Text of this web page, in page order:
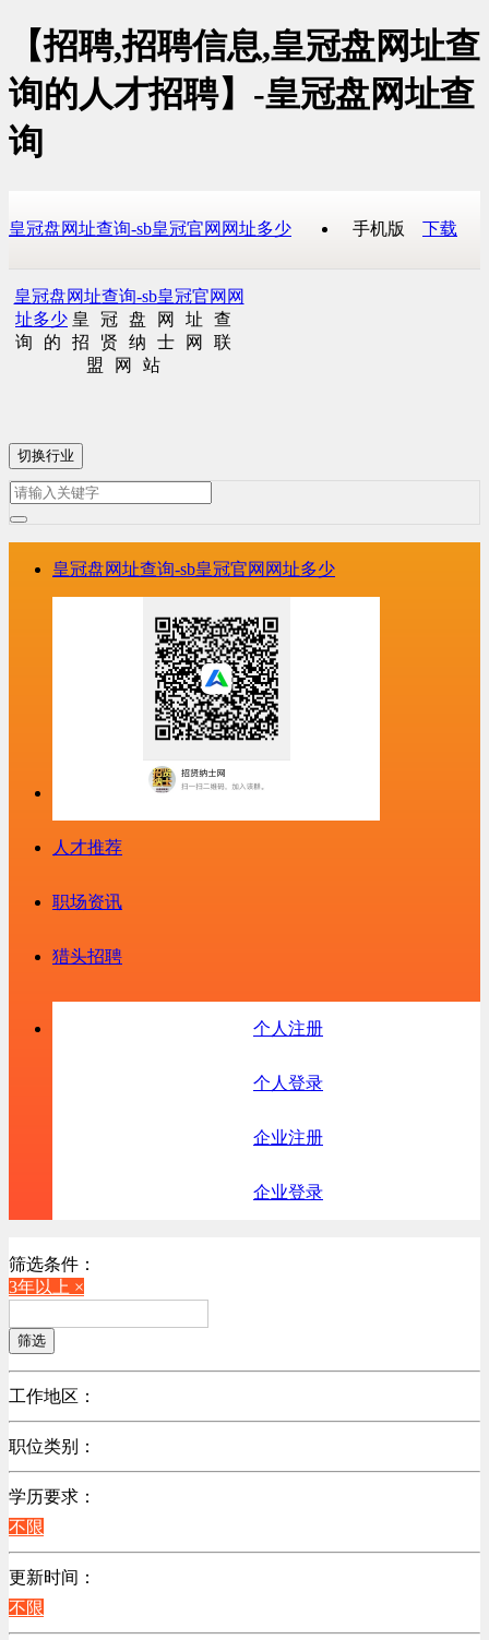
【招聘,招聘信息,皇冠盘网址查
询的人才招聘】-皇冠盘网址查
询
皇冠盘网址查询-sb皇冠官网网址多少 手机版 下载
皇冠盘网址查询-sb皇冠官网网
址多少 皇冠盘网址查
询的招贤纳士网联
盟网站
切换行业
皇冠盘网址查询-sb皇冠官网网址多少
人才推荐
职场资讯
猎头招聘
个人注册
个人登录
企业注册
企业登录
筛选条件：
3年以上 ×
筛选
工作地区：
不限
职位类别：
不限
学历要求：
不限
更新时间：
不限